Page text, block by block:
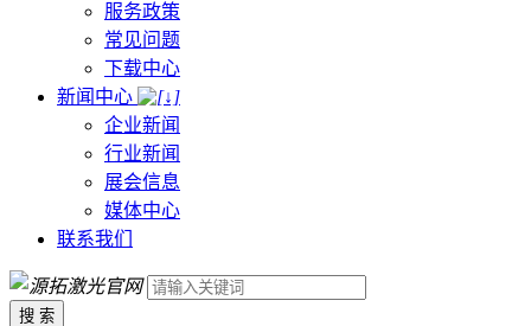
服务政策
常见问题
下载中心
新闻中心
企业新闻
行业新闻
展会信息
媒体中心
联系我们
搜 索